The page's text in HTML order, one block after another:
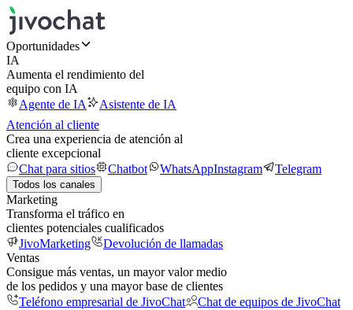
Oportunidades
IA
Aumenta el rendimiento del
equipo con IA
Agente de IA
Asistente de IA
Atención al cliente
Crea una experiencia de atención al
cliente excepcional
Chat para sitios
Chatbot WhatsAppInstagram Telegram
Todos los canales
Marketing
Transforma el tráfico en
clientes potenciales cualificados
JivoMarketing
Devolución de llamadas
Ventas
Consigue más ventas, un mayor valor medio
de los pedidos y una mayor base de clientes
Teléfono empresarial de JivoChat
Chat de equipos de JivoChat